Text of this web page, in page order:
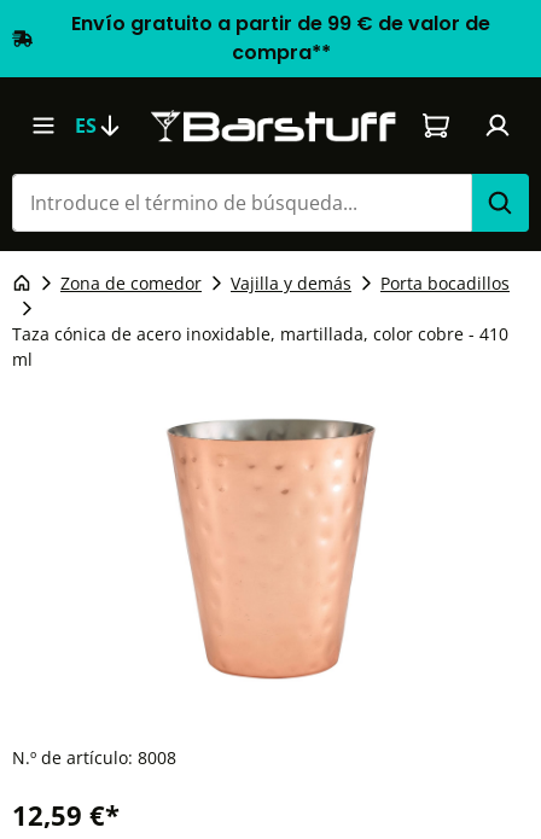
Envío gratuito a partir de 99 € de valor de
compra**
ES El carrito
Zona de comedor Vajilla y demás Porta bocadillos
Taza cónica de acero inoxidable, martillada, color cobre - 410
ml
N.º de artículo: 8008
12,59 €*